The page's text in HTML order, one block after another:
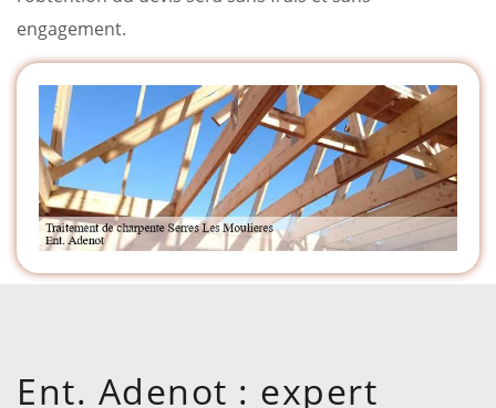
engagement.
Ent. Adenot : expert